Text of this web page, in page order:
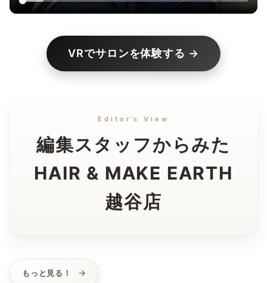
VRでサロンを体験する →
Editor’s View
編集スタッフからみた
HAIR & MAKE EARTH
越谷店
もっと見る！